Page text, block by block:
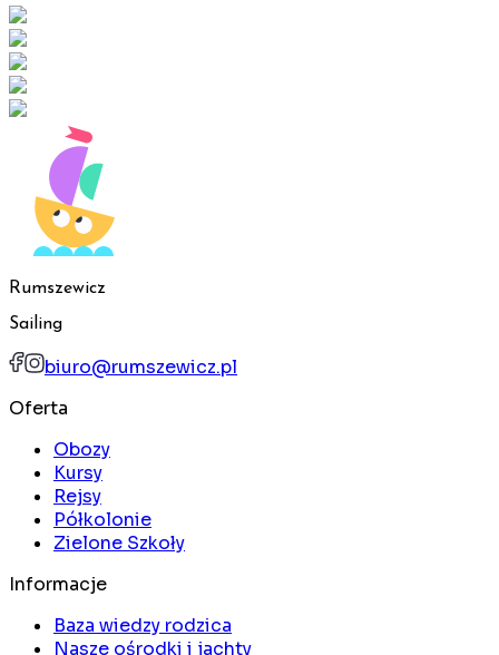
Rumszewicz
Sailing
biuro@rumszewicz.pl
Oferta
Obozy
Kursy
Rejsy
Półkolonie
Zielone Szkoły
Informacje
Baza wiedzy rodzica
Nasze ośrodki i jachty